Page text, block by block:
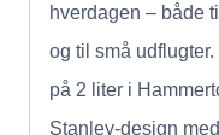
hverdagen – både
og til små
på 2 liter i
Stanley-design